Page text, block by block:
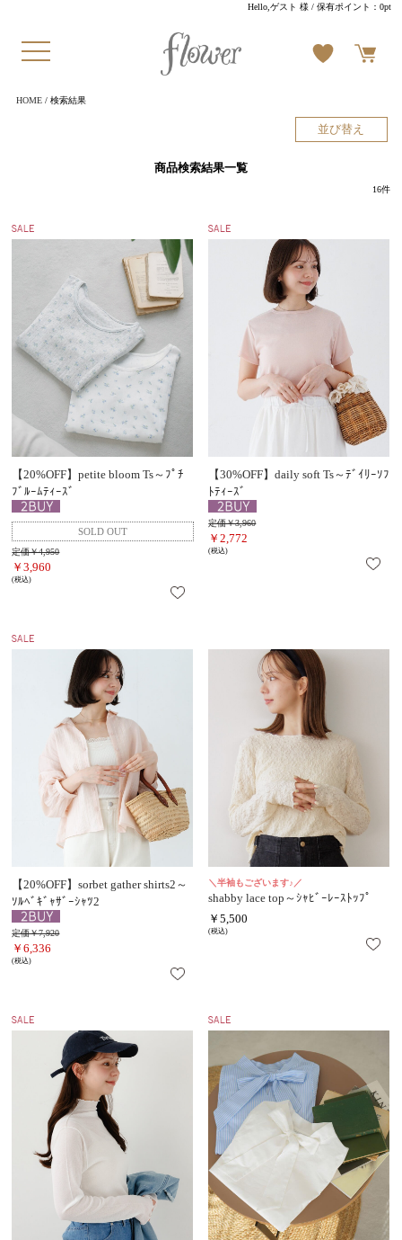
Hello,ゲスト 様 / 保有ポイント：0pt
HOME/ 検索結果
並び替え
商品検索結果一覧
16件
【20%OFF】petite bloom Ts～ﾌﾟﾁ
ﾌﾞﾙｰﾑﾃｨｰｽﾞ
定価￥4,950
￥3,960
(税込)
【30%OFF】daily soft Ts～ﾃﾞｲﾘｰｿﾌ
ﾄﾃｨｰｽﾞ
定価￥3,960
￥2,772
(税込)
【20%OFF】sorbet gather shirts2～
ｿﾙﾍﾞｷﾞｬｻﾞｰｼｬﾂ2
定価￥7,920
￥6,336
(税込)
＼半袖もございます♪／
shabby lace top～ｼｬﾋﾞｰﾚｰｽﾄｯﾌﾟ
￥5,500
(税込)